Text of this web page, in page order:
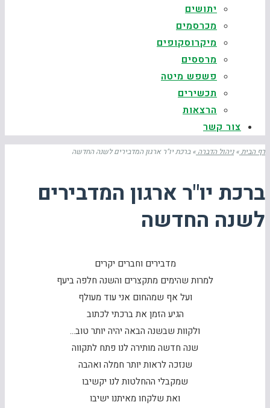
יתושים
מכרסמים
מיקרוסקופים
מרססים
פשפש מיטה
תכשירים
הרצאות
צור קשר
דף הבית» ניהול הדברה » ברכת יו"ר ארגון המדבירים לשנה החדשה
ברכת יו"ר ארגון המדבירים
לשנה החדשה
מדבירים וחברים יקרים
למרות שהימים מתקצרים והשנה חלפה ביעף
ועל אף שמהחום אני עוד מעולף
הגיע הזמן את ברכתי לכתוב
ולקוות שבשנה הבאה יהיה יותר טוב…
שנה חדשה מותירה לנו פתח לתקווה
שנזכה לראות יותר חמלה ואהבה
שמקבלי ההחלטות לנו יקשיבו
ואת שלקחו מאיתנו ישיבו